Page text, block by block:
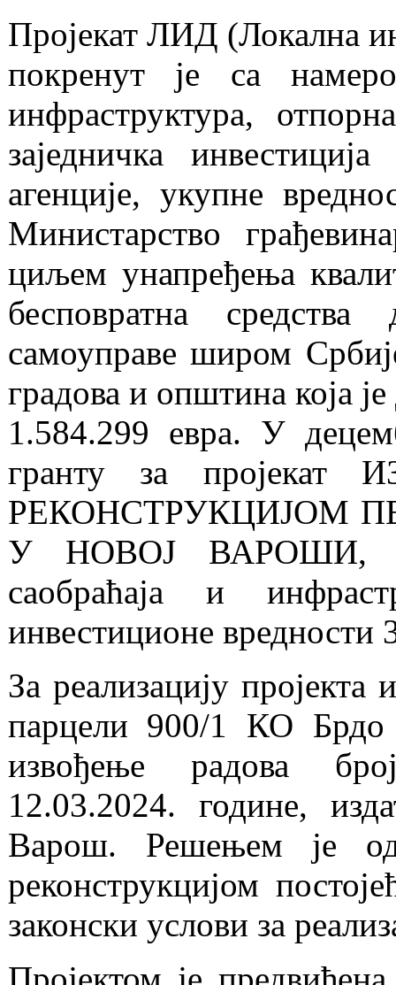
Пројекат ЛИД (Локална
покренут је са
инфраструктура,
заједничка
агенције, укупне
Министарство
циљем унапређења
бесповратна
самоуправе широм
градова и општина која
1.584.299 евра. У
гранту за
РЕКОНСТРУКЦИЈОМ
У НОВОЈ ВАРОШИ,
саобраћаја и
инвестиционе
За реализацију пројекта
парцели 900/1 КО
извођење радова
12.03.2024. године,
Варош. Решењем је
реконструкцијом
законски услови за